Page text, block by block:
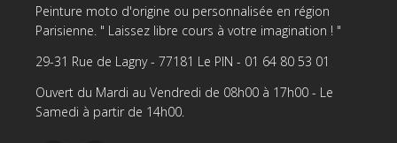
Peinture moto d'origine ou personnalisée en région
Parisienne. " Laissez libre cours à votre imagination ! "
29-31 Rue de Lagny - 77181 Le PIN - 01 64 80 53 01
Ouvert du Mardi au Vendredi de 08h00 à 17h00 - Le
Samedi à partir de 14h00.